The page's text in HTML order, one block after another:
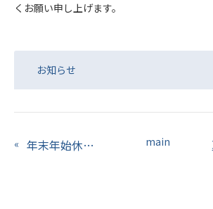
くお願い申し上げます。
お知らせ
« 年末年始休業のお知らせ main